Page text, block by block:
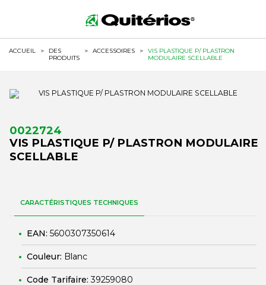
ACCUEIL >
DES
PRODUITS
> ACCESSOIRES >
VIS PLASTIQUE P/ PLASTRON
MODULAIRE SCELLABLE
0022724
VIS PLASTIQUE P/ PLASTRON MODULAIRE
SCELLABLE
CARACTÉRISTIQUES TECHNIQUES
EAN: 5600307350614
Couleur: Blanc
Code Tarifaire:39259080